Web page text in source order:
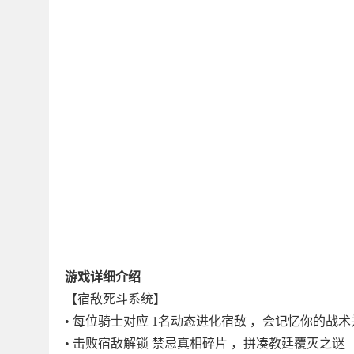
游戏详细介绍
【宿敌死斗系统】
• 每位骑士对应 1名动态进化宿敌 ，会记忆你的战
• 击败宿敌解锁 禁忌真相碎片 ，拼凑教廷覆灭之谜